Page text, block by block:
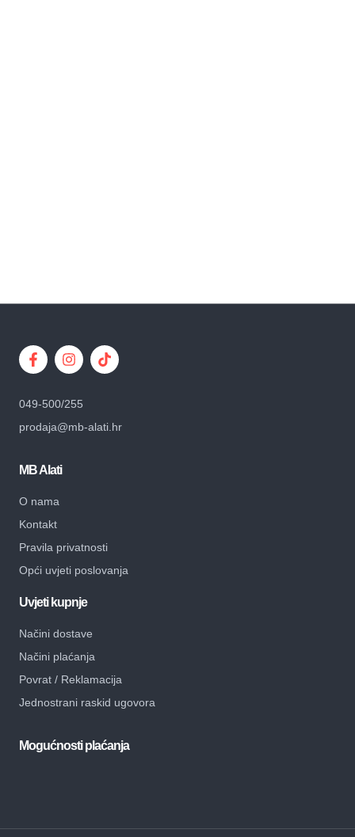
049-500/255
prodaja@mb-alati.hr
MB Alati
O nama
Kontakt
Pravila privatnosti
Opći uvjeti poslovanja
Uvjeti kupnje
Načini dostave
Načini plaćanja
Povrat / Reklamacija
Jednostrani raskid ugovora
Mogućnosti plaćanja